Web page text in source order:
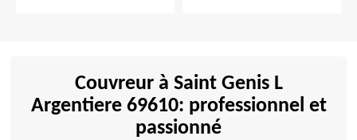
Couvreur à Saint Genis L
Argentiere 69610: professionnel et
passionné